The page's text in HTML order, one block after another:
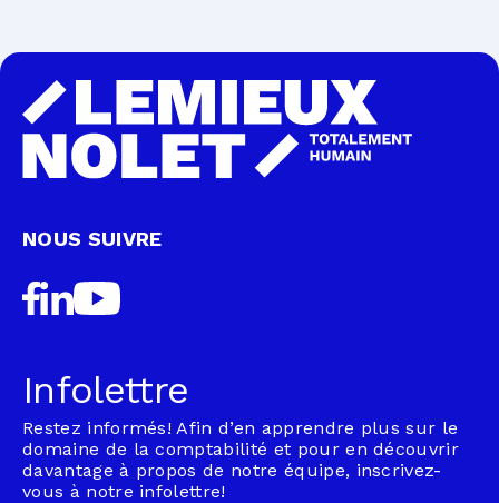
NOUS SUIVRE
Infolettre
Restez informés! Afin d’en apprendre plus sur le
domaine de la comptabilité et pour en découvrir
davantage à propos de notre équipe, inscrivez-
vous à notre infolettre!